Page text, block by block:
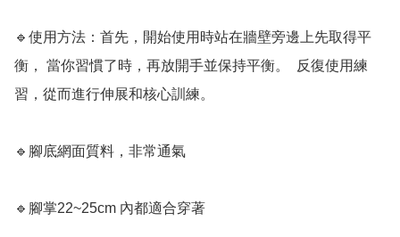
🔹使用方法：首先，開始使用時站在牆壁旁邊上先取得平
衡， 當你習慣了時，再放開手並保持平衡。  反復使用練
習，從而進行伸展和核心訓練。
🔹腳底網面質料，非常通氣
🔹腳掌22~25cm 內都適合穿著